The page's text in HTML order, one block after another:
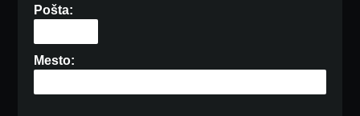
Pošta:
Mesto: